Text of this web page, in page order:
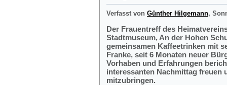
Verfasst von Günther Hilgemann,
Der Frauentreff des
Stadtmuseum, An der Hohen
gemeinsamen Kaffeetrinken mit
Franke, seit 6 Monaten neuer
Vorhaben und Erfahrungen
interessanten Nachmittag freuen
mitzubringen.